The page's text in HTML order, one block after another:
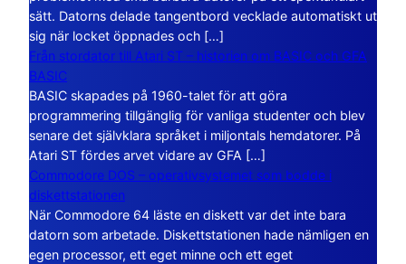
sätt. Datorns delade tangentbord vecklade automatiskt ut
sig när locket öppnades och […]
Från stordator till Atari ST – historien om BASIC och GFA
BASIC
BASIC skapades på 1960-talet för att göra
programmering tillgänglig för vanliga studenter och blev
senare det självklara språket i miljontals hemdatorer. På
Atari ST fördes arvet vidare av GFA […]
Commodore DOS – operativsystemet som bodde i
diskettstationen
När Commodore 64 läste en diskett var det inte bara
datorn som arbetade. Diskettstationen hade nämligen en
egen processor, ett eget minne och ett eget